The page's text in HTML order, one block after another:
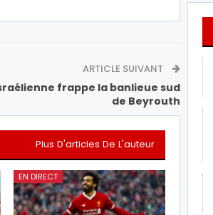
ARTICLE SUIVANT
frappe la banlieue sud
de Beyrouth
Plus D'articles De L'auteur
EN DIRECT